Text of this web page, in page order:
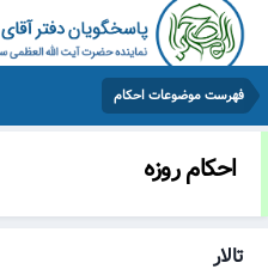
فهرست موضوعات احکام
احکام روزه
تالار